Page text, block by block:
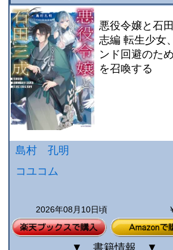
悪役令嬢と石
志編 転生少女
ンド回避のた
を召喚する
島村 孔明
コユコム
2026年08月10日頃
▼ 書籍情報 ▼